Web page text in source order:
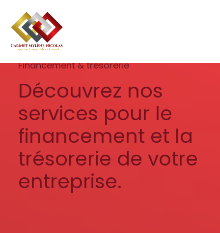
Aller
au
contenu
Création d’entreprise
Gestion au quotidien
Gestion
Compta
Dématérialisation / collecte
Financement & trésorerie
Découvrez nos
services pour le
financement et la
trésorerie de votre
entreprise.